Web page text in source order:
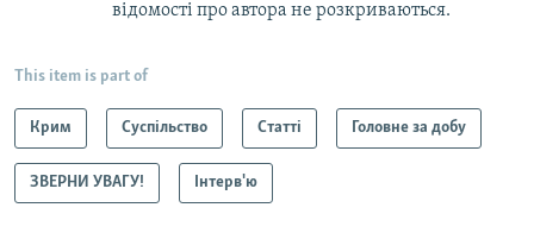
відомості про автора не розкриваються.
This item is part of
Крим Суспільство Статті Головне за добу
ЗВЕРНИ УВАГУ! Інтерв'ю